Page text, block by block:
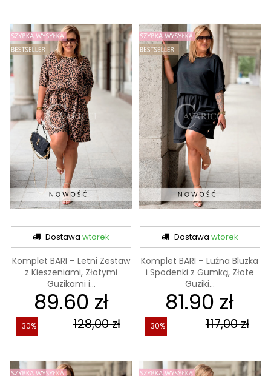
Dostawawtorek
Komplet BARI – Letni Zestaw
z Kieszeniami, Złotymi
Guzikami i...
89.60 zł
128,00 zł
-30%
Dostawa wtorek
Komplet BARI – Luźna Bluzka
i Spodenki z Gumką, Złote
Guziki...
81.90 zł
117,00 zł
-30%